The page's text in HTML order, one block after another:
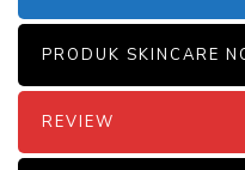
PRODUK SKINCARE
REVIEW